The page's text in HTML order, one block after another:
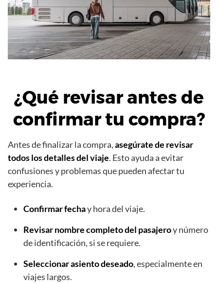
¿Qué revisar antes de
confirmar tu compra?
Antes de finalizar la compra,asegúrate de revisar
todos los detalles del viaje. Esto ayuda a evitar
confusiones y problemas que pueden afectar tu
experiencia.
Confirmar fechay hora del viaje.
Revisar nombre completo del pasajeroy número
de identificación, si se requiere.
Seleccionar asiento deseado, especialmente en
viajes largos.